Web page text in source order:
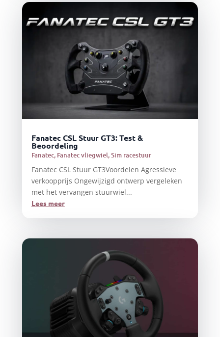
Fanatec CSL Stuur GT3: Test &
Beoordeling
Fanatec, Fanatec vliegwiel,Sim racestuur
Fanatec CSL Stuur GT3Voordelen Agressieve
verkoopprijs Ongewijzigd ontwerp vergeleken
met het vervangen stuurwiel...
Lees meer